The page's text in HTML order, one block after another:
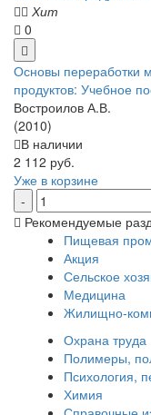
Хит
0
Основы переработки
продуктов: Учебное
Востроилов А.В.
(2010)
В наличии
2 112 руб.
Уже в корзине
Рекомендуемые
Пищевая
Акция
Сельское
Медицина
Жилищно-
Охрана труда
Полимеры,
Психология,
Химия